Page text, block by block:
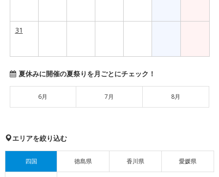
31
夏休みに開催の夏祭りを月ごとにチェック！
6月 7月 8月
エリアを絞り込む
四国 徳島県 香川県 愛媛県